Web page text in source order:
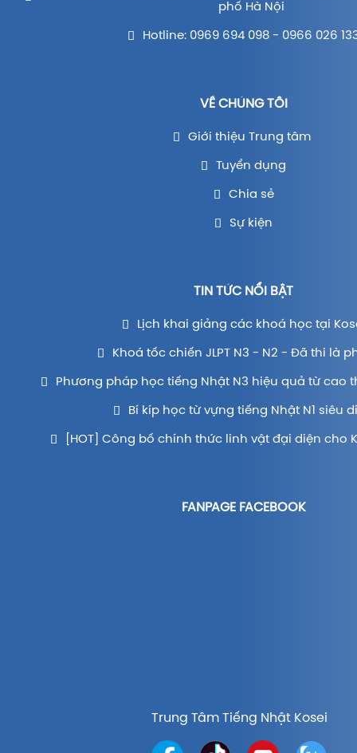
phố Hà Nội
Hotline: 0969 694 098 - 0966 026
VỀ CHÚNG TÔI
Giới thiệu Trung tâm
Tuyển dụng
Chia sẻ
Sự kiện
TIN TỨC NỔI BẬT
Lịch khai giảng các khoá học tại
Khoá tốc chiến JLPT N3 - N2 - Đã thi là
Phương pháp học tiếng Nhật N3 hiệu quả từ cao
Bí kíp học từ vựng tiếng Nhật N1 siêu
[HOT] Công bố chính thức linh vật đại diện cho
FANPAGE FACEBOOK
Trung Tâm Tiếng Nhật Kosei